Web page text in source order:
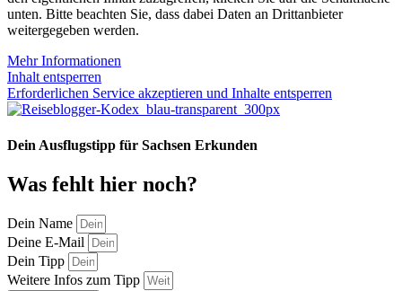
unten. Bitte beachten Sie, dass dabei Daten an Drittanbieter
weitergegeben werden.
Mehr Informationen
Inhalt entsperren
Erforderlichen Service akzeptieren und Inhalte entsperren
Dein Ausflugstipp für Sachsen Erkunden
Was fehlt hier noch?
Dein Name
Deine E-Mail
Dein Tipp
Weitere Infos zum Tipp